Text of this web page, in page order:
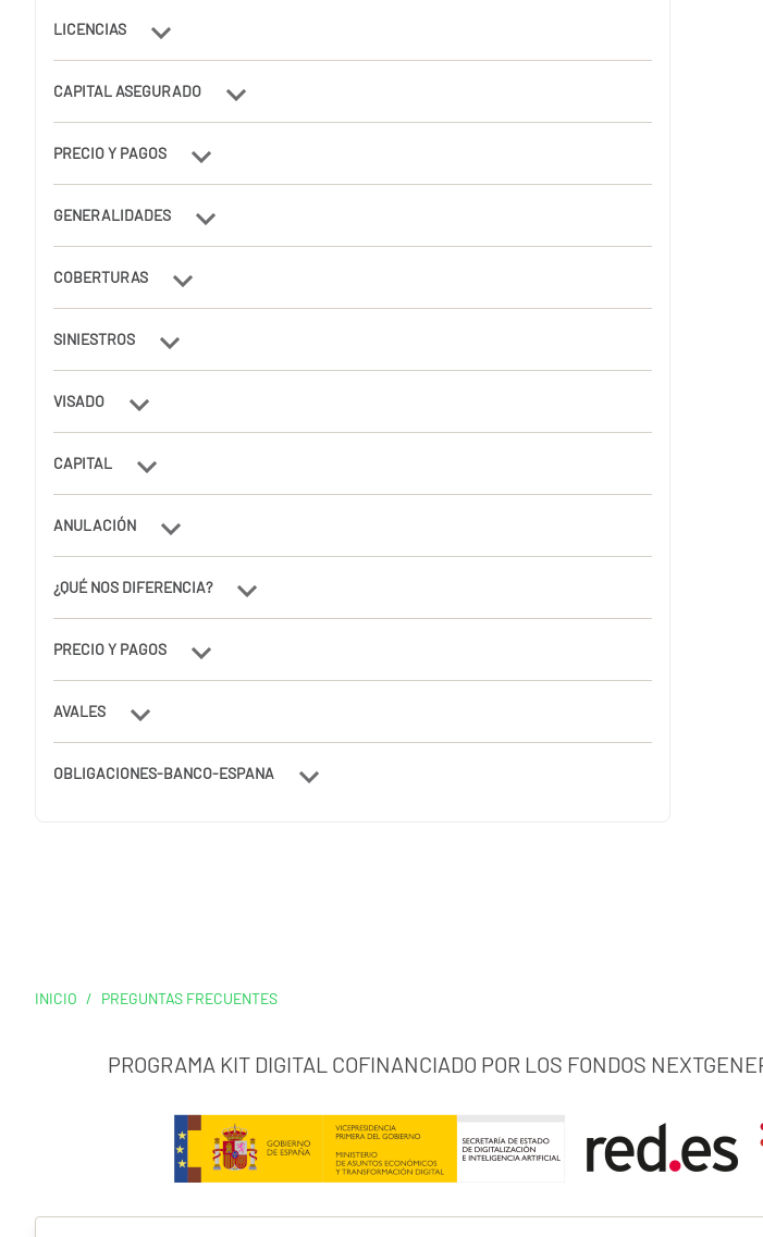
LICENCIAS
CAPITAL ASEGURADO
PRECIO Y PAGOS
GENERALIDADES
COBERTURAS
SINIESTROS
VISADO
CAPITAL
ANULACIÓN
¿QUÉ NOS DIFERENCIA?
PRECIO Y PAGOS
AVALES
OBLIGACIONES-BANCO-ESPANA
INICIO / PREGUNTAS FRECUENTES
PROGRAMA KIT DIGITAL COFINANCIADO POR LOS FONDOS